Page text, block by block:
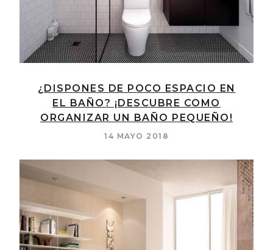
¿DISPONES DE POCO ESPACIO EN
EL BAÑO? ¡DESCUBRE COMO
ORGANIZAR UN BAÑO PEQUEÑO!
14 MAYO 2018